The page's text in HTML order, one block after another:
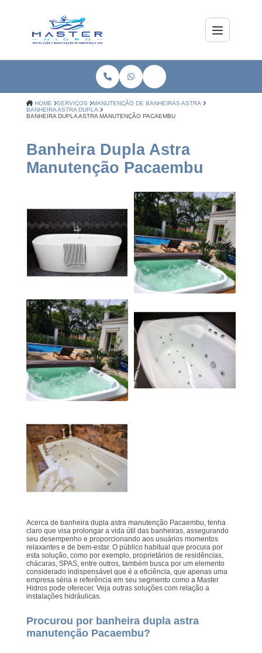
HOME SERVIÇOS
MANUTENÇÃO DE BANHEIRAS ASTRA
BANHEIRA ASTRA DUPLA
BANHEIRA DUPLA ASTRA MANUTENÇÃO PACAEMBU
Banheira Dupla Astra
Manutenção Pacaembu
Acerca de banheira dupla astra manutenção Pacaembu, tenha
claro que visa prolongar a vida útil das banheiras, assegurando
seu desempenho e proporcionando aos usuários momentos
relaxantes e de bem-estar. O público habitual que procura por
esta solução, como por exemplo, proprietários de residências,
chácaras, SPAS, entre outros, também busca por um elemento
considerado indispensável que é a eficiência, que apenas uma
empresa séria e referência em seu segmento como a Master
Hidros pode oferecer. Veja outras soluções com relação a
instalações hidráulicas.
Procurou por banheira dupla astra
manutenção Pacaembu?